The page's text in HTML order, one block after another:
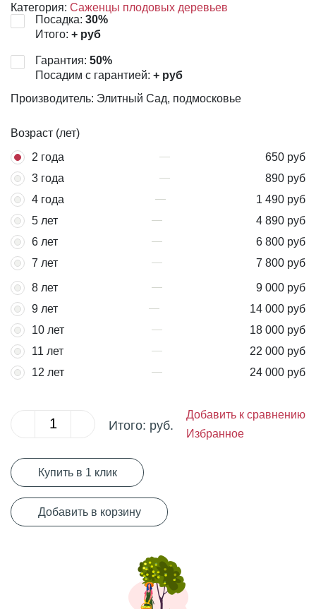
Категория: Саженцы плодовых деревьев
Посадка: 30%
Итого: + руб
Гарантия: 50%
Посадим с гарантией: + руб
Производитель: Элитный Сад, подмосковье
Возраст (лет)
2 года
650 руб
3 года
890 руб
4 года
1 490 руб
5 лет
4 890 руб
6 лет
6 800 руб
7 лет
7 800 руб
8 лет
9 000 руб
9 лет
14 000 руб
10 лет
18 000 руб
11 лет
22 000 руб
12 лет
24 000 руб
Итого: руб.
Добавить к сравнению
Избранное
Купить в 1 клик
Добавить в корзину